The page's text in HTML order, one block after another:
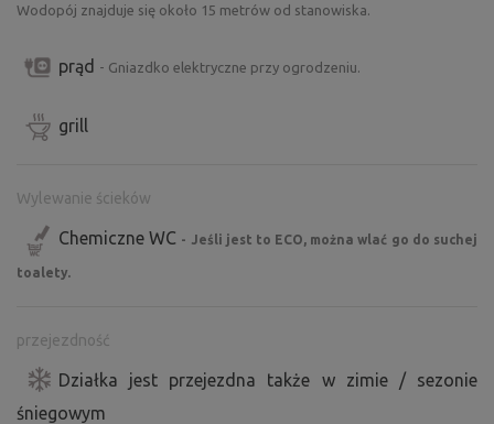
Wodopój znajduje się około 15 metrów od stanowiska.
prąd - Gniazdko elektryczne przy ogrodzeniu.
grill
Wylewanie ścieków
Chemiczne WC - Jeśli jest to ECO, można wlać go do suchej
toalety.
przejezdność
Działka jest przejezdna także w zimie / sezonie
śniegowym